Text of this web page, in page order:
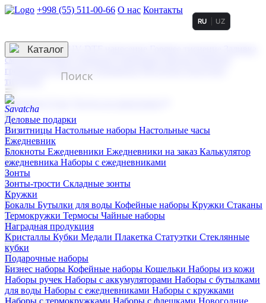
+998 (55) 511-00-66 О нас Контакты
3D гравировка
смолой (Doming)
гравировка твердая
тиснение
RU UZ
☰
Контакты
Каталог
Деловые подарки
Визитницы Настольные наборы Настольные часы
Ежедневник
Блокноты Ежедневники Ежедневники на заказ Калькулятор
ежедневника Наборы с ежедневниками
Зонты
Зонты-трости Складные зонты
Кружки
Бокалы Бутылки для воды Кофейные наборы Кружки Стаканы
Термокружки Термосы Чайные наборы
Наградная продукция
Kристаллы Кубки Медали Плакетка Статуэтки Стеклянные
кубки
Подарочные наборы
Бизнес наборы Кофейные наборы Кошельки Наборы из кожи
Наборы ручек Наборы с аккумуляторами Наборы с бутылками
для воды Наборы с ежедневниками Наборы с кружками
Наборы с термокружками Наборы с флешками Новогодние